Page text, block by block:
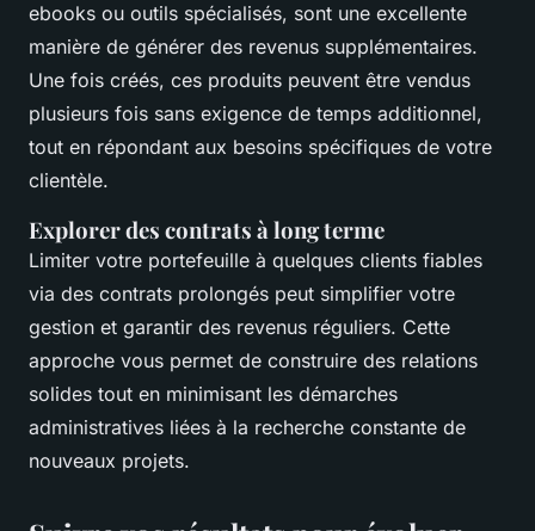
ebooks ou outils spécialisés, sont une excellente
manière de générer des revenus supplémentaires.
Une fois créés, ces produits peuvent être vendus
plusieurs fois sans exigence de temps additionnel,
tout en répondant aux besoins spécifiques de votre
clientèle.
Explorer des contrats à long terme
Limiter votre portefeuille à quelques clients fiables
via des contrats prolongés peut simplifier votre
gestion et garantir des revenus réguliers. Cette
approche vous permet de construire des relations
solides tout en minimisant les démarches
administratives liées à la recherche constante de
nouveaux projets.